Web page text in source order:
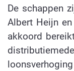
De schappen
Albert Heijn
akkoord